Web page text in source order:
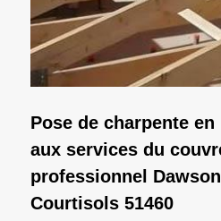
Pose de charpente
aux services du
professionnel
Courtisols 51460